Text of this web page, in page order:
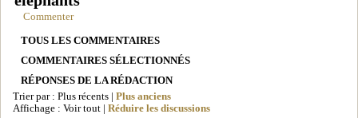
Commenter
TOUS LES COMMENTAIRES
COMMENTAIRES SÉLECTIONNÉS
RÉPONSES DE LA RÉDACTION
Trier par : Plus récents | Plus anciens
Affichage : Voir tout | Réduire les discussions